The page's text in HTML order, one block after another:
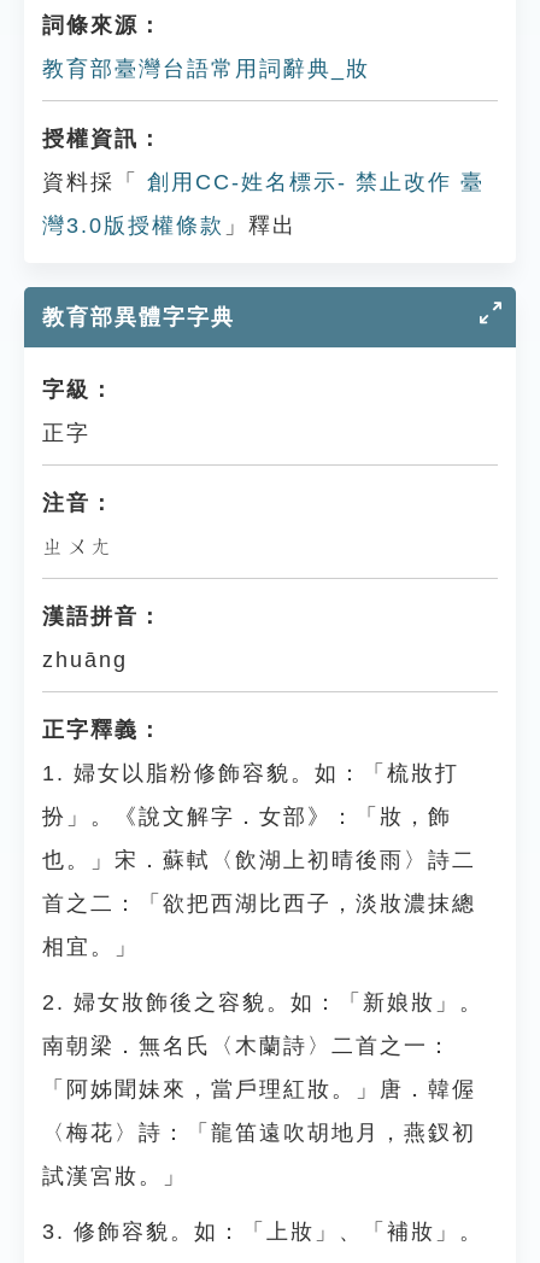
詞條來源：
教育部臺灣台語常用詞辭典_妝
授權資訊：
資料採「
創用CC-姓名標示- 禁止改作 臺
灣3.0版授權條款 」釋出
教育部異體字字典
字級：
正字
注音：
ㄓㄨㄤ
漢語拼音：
zhuāng
正字釋義：
1. 婦女以脂粉修飾容貌。如：「梳妝打
扮」。《說文解字．女部》：「妝，飾
也。」宋．蘇軾〈飲湖上初晴後雨〉詩二
首之二：「欲把西湖比西子，淡妝濃抹總
相宜。」
2. 婦女妝飾後之容貌。如：「新娘妝」。
南朝梁．無名氏〈木蘭詩〉二首之一：
「阿姊聞妹來，當戶理紅妝。」唐．韓偓
〈梅花〉詩：「龍笛遠吹胡地月，燕釵初
試漢宮妝。」
3. 修飾容貌。如：「上妝」、「補妝」。